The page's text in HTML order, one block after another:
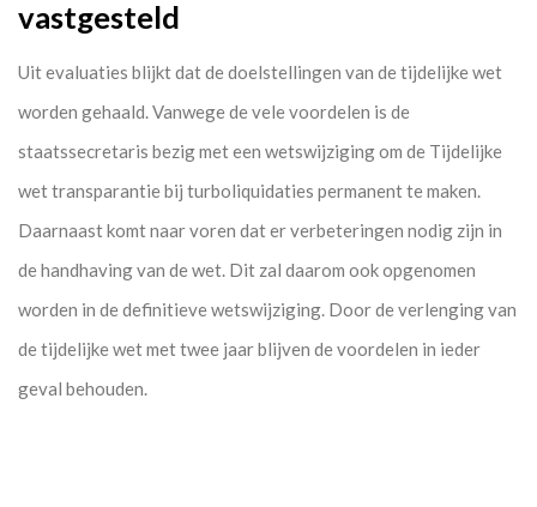
vastgesteld
Uit evaluaties blijkt dat de doelstellingen van de tijdelijke wet
worden gehaald. Vanwege de vele voordelen is de
staatssecretaris bezig met een wetswijziging om de Tijdelijke
wet transparantie bij turboliquidaties permanent te maken.
Daarnaast komt naar voren dat er verbeteringen nodig zijn in
de handhaving van de wet. Dit zal daarom ook opgenomen
worden in de definitieve wetswijziging. Door de verlenging van
de tijdelijke wet met twee jaar blijven de voordelen in ieder
geval behouden.